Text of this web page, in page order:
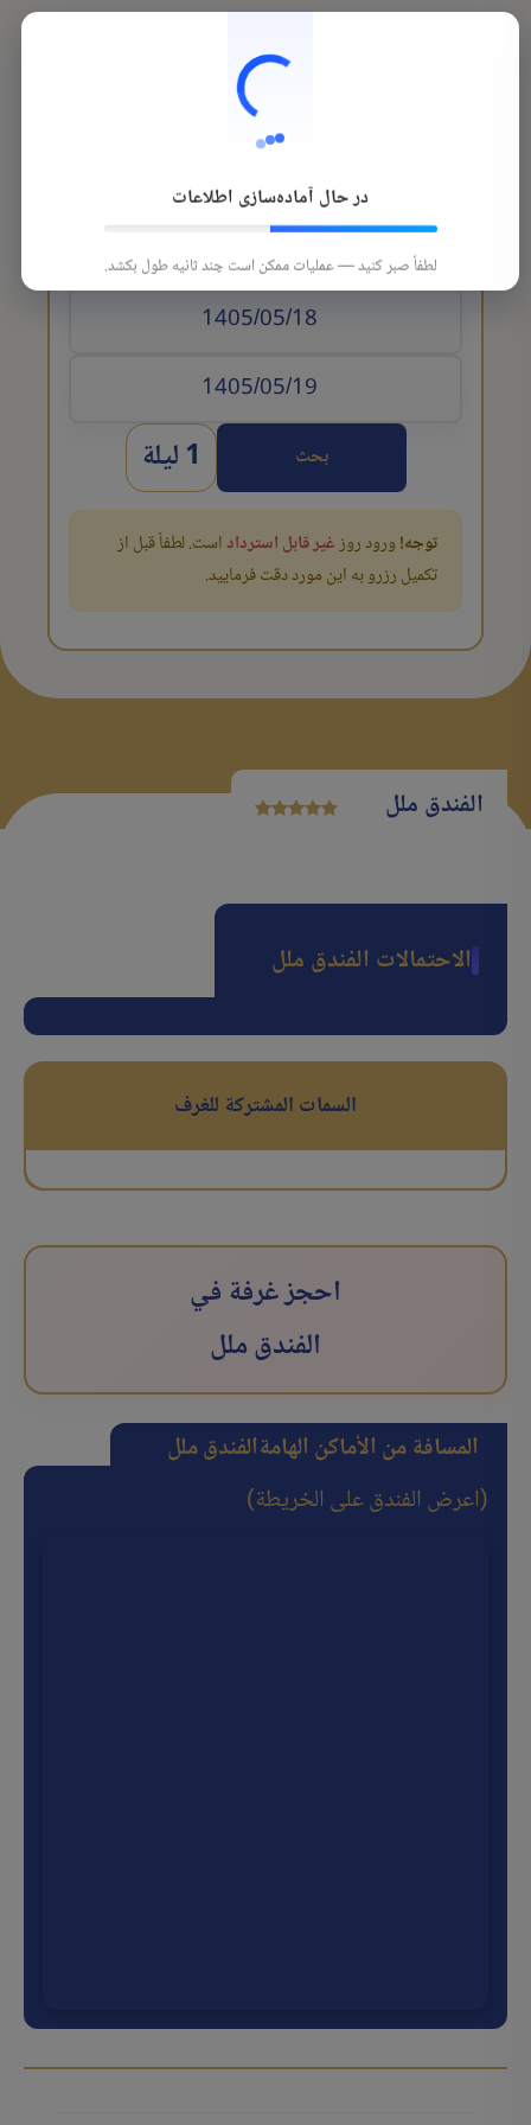
تاريخ الوصول
بحث 1 ليلة
توجه!ورود روزغیر قابل استرداداست. لطفاً قبل از
تکمیل رزرو به این مورد دقت فرمایید.
در حال آماده‌سازی اطلاعات
لطفاً صبر کنید — عملیات ممکن است چند ثانیه طول بکشد.
الفندق ملل
الاحتمالات الفندق ملل
السمات المشتركة للغرف
احجز غرفة في
الفندق ملل
المسافة من الأماكن الهامةالفندق ملل
(اعرض الفندق على الخريطة)